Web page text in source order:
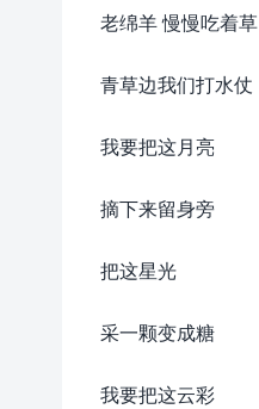
老绵羊 慢慢吃着草
青草边我们打水仗
我要把这月亮
摘下来留身旁
把这星光
采一颗变成糖
我要把这云彩